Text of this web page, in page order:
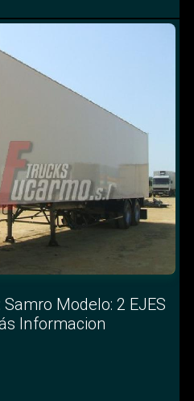
Samro Modelo: 2 EJES
Informacion